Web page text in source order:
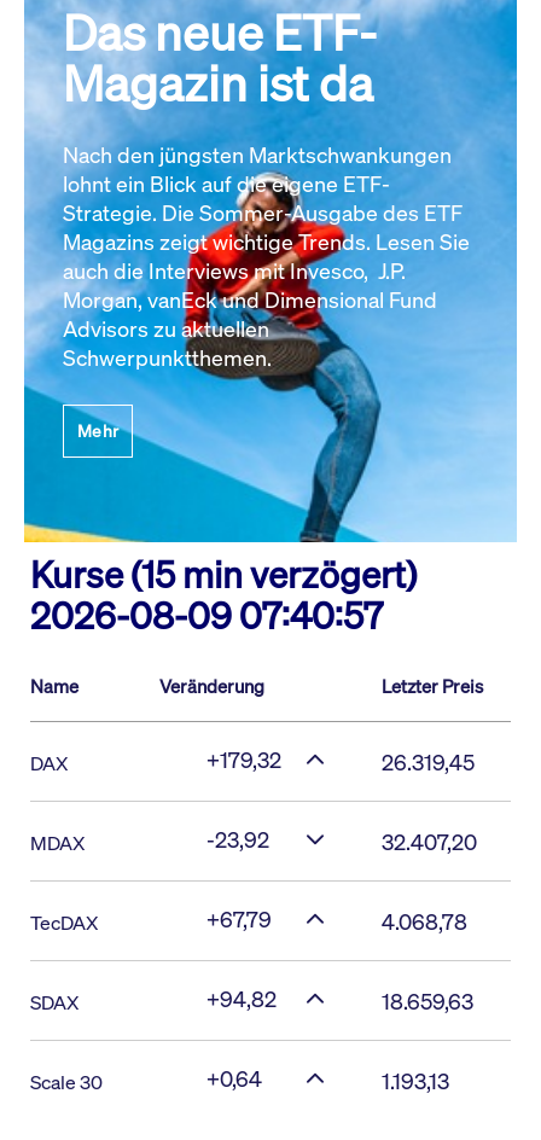
Das neue ETF-
Magazin ist da
Nach den jüngsten Marktschwankungen
lohnt ein Blick auf die eigene ETF-
Strategie. Die Sommer-Ausgabe des ETF
Magazins zeigt wichtige Trends. Lesen Sie
auch die Interviews mit Invesco, J.P.
Morgan, vanEck und Dimensional Fund
Advisors zu aktuellen
Schwerpunktthemen.
Mehr
Kurse (15 min verzögert)
2026-08-09 07:40:57
Name Veränderung Letzter Preis
DAX +179,32 26.319,45
MDAX -23,92 32.407,20
TecDAX +67,79 4.068,78
SDAX +94,82 18.659,63
Scale 30 +0,64 1.193,13